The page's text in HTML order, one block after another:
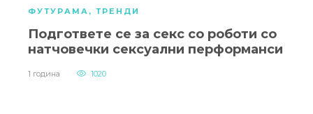
ФУТУРАМА , ТРЕНДИ
Подгответе се за секс со роботи со
натчовечки сексуални перформанси
1 година 1020